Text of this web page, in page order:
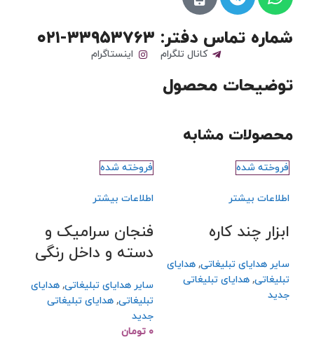
شماره تماس دفتر: ۳۳۹۵۳۷۶۳-۰۲۱
کانال تلگرام اینستاگرام
توضیحات محصول
محصولات مشابه
فروخته شده
اطلاعات بیشتر
ابزار چند کاره
سایر هدایای تبلیغاتی, هدایای
تبلیغاتی, هدایای تبلیغاتی
جدید
فروخته شده
اطلاعات بیشتر
فنجان سرامیک و
دسته و داخل رنگی
سایر هدایای تبلیغاتی, هدایای
تبلیغاتی, هدایای تبلیغاتی
جدید
۰ تومان